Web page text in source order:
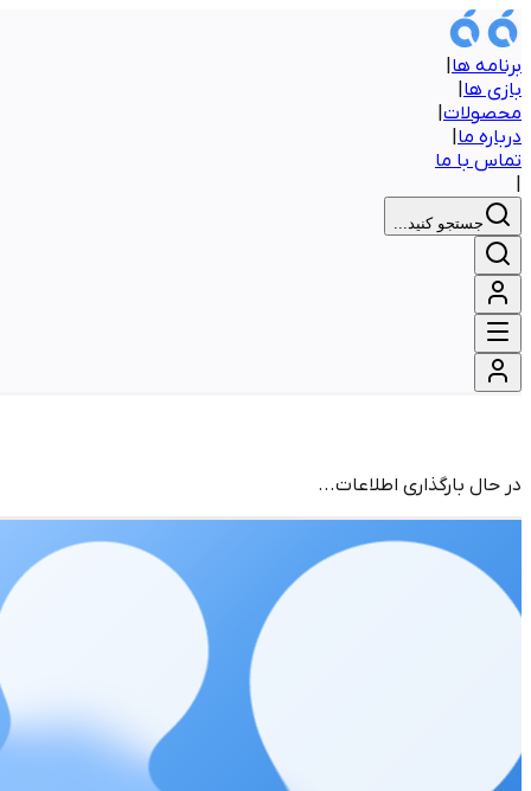
برنامه ها
بازی ها
محصولات
درباره ما
تماس با ما
جستجو کنید...
در حال بارگذاری اطلاعات...